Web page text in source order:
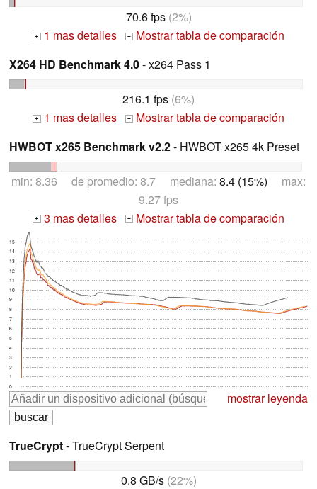
70.6 fps(2%)
+ 1 mas detalles +
Mostrar tabla de comparación
X264 HD Benchmark 4.0- x264 Pass 1
216.1 fps (6%)
+ 1 mas detalles +
Mostrar tabla de comparación
HWBOT x265 Benchmark v2.2- HWBOT x265 4k Preset
min: 8.36 de promedio: 8.7 mediana: 8.4 (15%) max:
9.27 fps
+ 3 mas detalles + Mostrar tabla de comparación
0
1
2
3
4
5
6
7
8
9
10
11
12
13
14
15
mostrar leyenda
TrueCrypt- TrueCrypt Serpent
0.8 GB/s(22%)